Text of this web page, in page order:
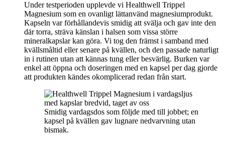
Under testperioden upplevde vi Healthwell Trippel
Magnesium som en ovanligt lättanvänd magnesiumprodukt.
Kapseln var förhållandevis smidig att svälja och gav inte den
där torra, sträva känslan i halsen som vissa större
mineralkapslar kan göra. Vi tog den främst i samband med
kvällsmåltid eller senare på kvällen, och den passade naturligt
in i rutinen utan att kännas tung eller besvärlig. Burken var
enkel att öppna och doseringen med en kapsel per dag gjorde
att produkten kändes okomplicerad redan från start.
Smidig vardagsdos som följde med till jobbet; en
kapsel på kvällen gav lugnare nedvarvning utan
bismak.